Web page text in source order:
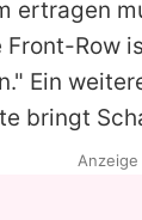
ertragen
Front-Row
Ein
bringt
Anzeige